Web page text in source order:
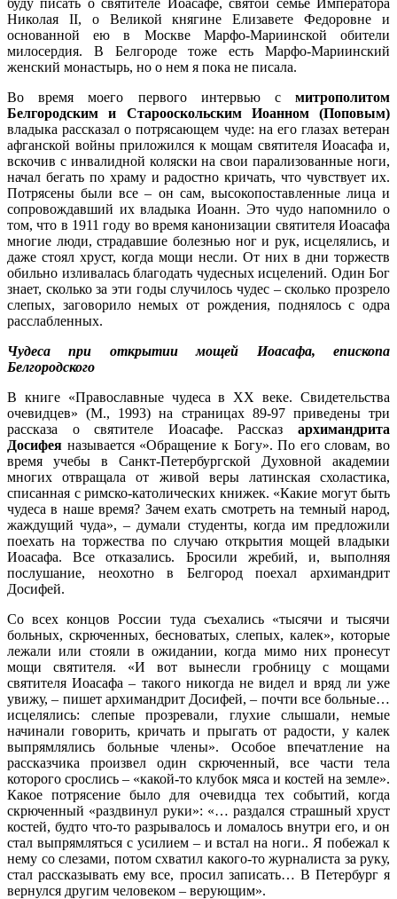
Николая II, о Великой княгине Елизавете Федоровне и
основанной ею в Москве Марфо-Мариинской обители
милосердия. В Белгороде тоже есть Марфо-Мариинский
женский монастырь, но о нем я пока не писала.
Во время моего первого интервью с митрополитом
Белгородским и Старооскольским Иоанном (Поповым)
владыка рассказал о потрясающем чуде: на его глазах ветеран
афганской войны приложился к мощам святителя Иоасафа и,
вскочив с инвалидной коляски на свои парализованные ноги,
начал бегать по храму и радостно кричать, что чувствует их.
Потрясены были все – он сам, высокопоставленные лица и
сопровождавший их владыка Иоанн. Это чудо напомнило о
том, что в 1911 году во время канонизации святителя Иоасафа
многие люди, страдавшие болезнью ног и рук, исцелялись, и
даже стоял хруст, когда мощи несли. От них в дни торжеств
обильно изливалась благодать чудесных исцелений. Один Бог
знает, сколько за эти годы случилось чудес – сколько прозрело
слепых, заговорило немых от рождения, поднялось с одра
расслабленных.
Чудеса при открытии мощей Иоасафа, епископа
Белгородского
В книге «Православные чудеса в XX веке. Свидетельства
очевидцев» (М., 1993) на страницах 89-97 приведены три
рассказа о святителе Иоасафе. Рассказ архимандрита
Досифея называется «Обращение к Богу». По его словам, во
время учебы в Санкт-Петербургской Духовной академии
многих отвращала от живой веры латинская схоластика,
списанная с римско-католических книжек. «Какие могут быть
чудеса в наше время? Зачем ехать смотреть на темный народ,
жаждущий чуда», – думали студенты, когда им предложили
поехать на торжества по случаю открытия мощей владыки
Иоасафа. Все отказались. Бросили жребий, и, выполняя
послушание, неохотно в Белгород поехал архимандрит
Досифей.
Со всех концов России туда съехались «тысячи и тысячи
больных, скрюченных, бесноватых, слепых, калек», которые
лежали или стояли в ожидании, когда мимо них пронесут
мощи святителя. «И вот вынесли гробницу с мощами
святителя Иоасафа – такого никогда не видел и вряд ли уже
увижу, – пишет архимандрит Досифей, – почти все больные…
исцелялись: слепые прозревали, глухие слышали, немые
начинали говорить, кричать и прыгать от радости, у калек
выпрямлялись больные члены». Особое впечатление на
рассказчика произвел один скрюченный, все части тела
которого срослись – «какой-то клубок мяса и костей на земле».
Какое потрясение было для очевидца тех событий, когда
скрюченный «раздвинул руки»: «… раздался страшный хруст
костей, будто что-то разрывалось и ломалось внутри его, и он
стал выпрямляться с усилием – и встал на ноги.. Я побежал к
нему со слезами, потом схватил какого-то журналиста за руку,
стал рассказывать ему все, просил записать… В Петербург я
вернулся другим человеком – верующим».